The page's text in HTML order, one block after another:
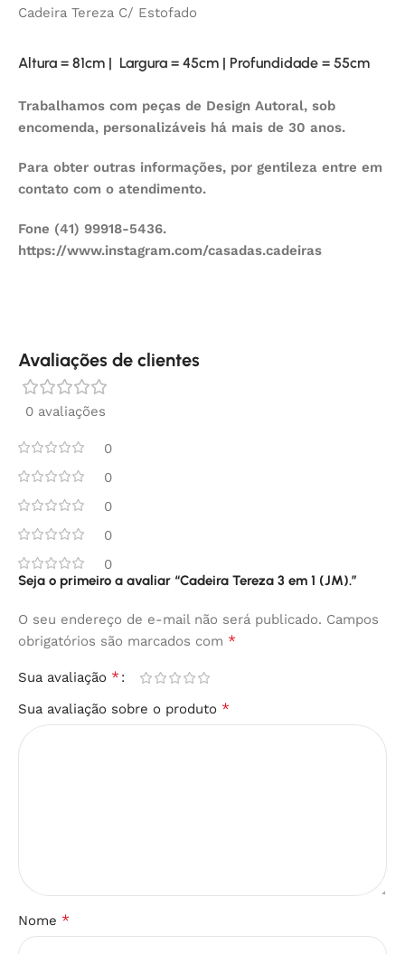
Cadeira Tereza C/ Estofado
Altura = 81cm | Largura = 45cm | Profundidade = 55cm
Trabalhamos com peças de Design Autoral, sob
encomenda, personalizáveis há mais de 30 anos.
Para obter outras informações, por gentileza entre em
contato com o atendimento.
Fone (41) 99918-5436.
https://www.instagram.com/casadas.cadeiras
Avaliações de clientes
0 avaliações
0
0
0
0
0
Seja o primeiro a avaliar “Cadeira Tereza 3 em 1 (JM).”
O seu endereço de e-mail não será publicado. Campos
obrigatórios são marcados com *
Sua avaliação *
Sua avaliação sobre o produto *
Nome *